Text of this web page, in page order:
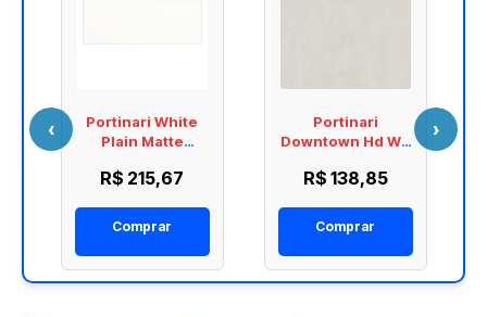
Portinari White
Plain Matte
6055340A
R$ 215,67
Comprar
Portinari
Downtown Hd Wh
6059062A
R$ 138,85
Comprar
‹ ›